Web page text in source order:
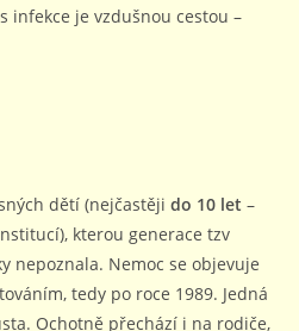
infekce je vzdušnou cestou –
dětí (nejčastějido 10 let –
kterou generace tzv
nepoznala. Nemoc se objevuje
tedy po roce 1989. Jedná
Ochotně přechází i na rodiče,